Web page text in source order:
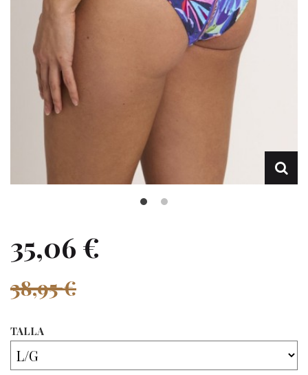
35,06 €
38,95 €
TALLA